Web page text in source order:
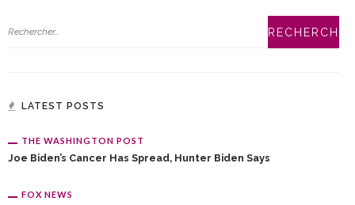
LATEST POSTS
THE WASHINGTON POST
Joe Biden’s Cancer Has Spread, Hunter Biden Says
FOX NEWS